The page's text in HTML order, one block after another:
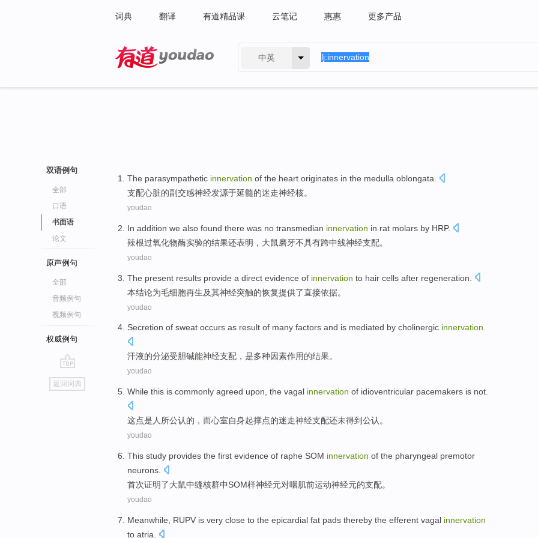
词典 翻译 有道精品课 云笔记 惠惠 更多产品
中英
双语例句
全部
口语
书面语
论文
原声例句
全部
音频例句
视频例句
权威例句
go
top
返回词典
The parasympathetic innervation of the heart originates in the medulla oblongata
支配心脏的副交感神经发源于延髓的迷走神经核。
youdao
In addition we also found there was no transmedian innervation in rat molars by HRP.
辣根过氧化物酶实验的结果还表明 ， 大鼠磨牙不具有跨中线神经支配。
youdao
The present results provide a direct evidence of innervation to hair cells after regeneration
本结论为毛细胞再生及其神经突触的恢复提供了直接依据。
youdao
Secretion of sweat occurs as result of many factors and is mediated by cholinergic innervation.
汗液的分泌受胆碱能神经支配， 是多种因素作用的结果。
youdao
While this is commonly agreed upon, the vagal innervation of idioventricular pacemakers is not
这点是 人所公认的 ， 而心室自身起撑点的迷走神经支配还未得到公认。
youdao
This study provides the first evidence of raphe SOM innervation of the pharyngeal premotor
neurons
首次证明了大鼠中缝核群中SOM样神经元对咽 肌前运动神经元的支配。
youdao
Meanwhile, RUPV is very close to the epicardial fat pads thereby the efferent vagal innervation
to atria